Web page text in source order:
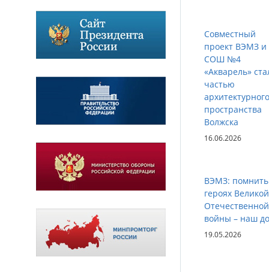
Совместный
проект ВЭМЗ и
СОШ №4
«Акварель»
частью
архитектурного
пространства
Волжска
16.06.2026
ВЭМЗ:
героях Великой
Отечественной
войны – наш
19.05.2026